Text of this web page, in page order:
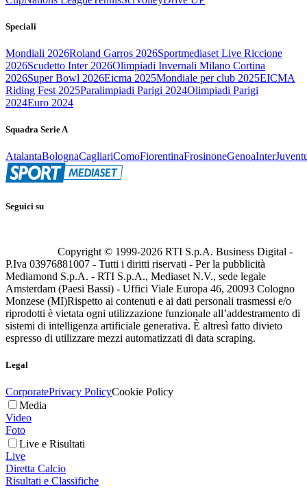
Speciali
Mondiali 2026Roland Garros 2026Sportmediaset Live Riccione
2026Scudetto Inter 2026Olimpiadi Invernali Milano Cortina
2026Super Bowl 2026Eicma 2025Mondiale per club 2025EICMA
Riding Fest 2025Paralimpiadi Parigi 2024Olimpiadi Parigi
2024Euro 2024
Squadra Serie A
AtalantaBolognaCagliariComoFiorentinaFrosinoneGenoaInter
Seguici su
Copyright © 1999-2026 RTI S.p.A. Business Digital -
P.Iva 03976881007 - Tutti i diritti riservati - Per la pubblicità
Mediamond S.p.A. - RTI S.p.A., Mediaset N.V., sede legale
Amsterdam (Paesi Bassi) - Uffici Viale Europa 46, 20093 Cologno
Monzese (MI)Rispetto ai contenuti e ai dati personali trasmessi e/o
riprodotti è vietata ogni utilizzazione funzionale all’addestramento di
sistemi di intelligenza artificiale generativa. È altresì fatto divieto
espresso di utilizzare mezzi automatizzati di data scraping.
Legal
CorporatePrivacy PolicyCookie Policy
Media
Video
Foto
Live e Risultati
Live
Diretta Calcio
Risultati e Classifiche